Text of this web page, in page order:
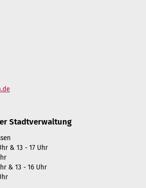
Stadtverwaltung
& 13 - 17 Uhr
& 13 - 16 Uhr